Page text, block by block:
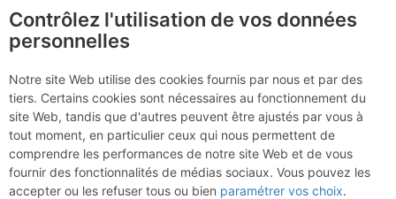
certaines pages ne sont plus accessibles, manquantes ou
incomplètes, déconnectez-vous puis reconnectez-vous à votre
compte sur le site.
Pic de l'Oule Couloir SE :
Depuis Saussa
Lundi 27 février 2017
Contrôlez l'utilisation de vos données
personnelles
Notre site Web utilise des cookies fournis par nous et par des
tiers. Certains cookies sont nécessaires au fonctionnement du
site Web, tandis que d'autres peuvent être ajustés par vous à
tout moment, en particulier ceux qui nous permettent de
comprendre les performances de notre site Web et de vous
fournir des fonctionnalités de médias sociaux. Vous pouvez les
accepter ou les refuser tous ou bien paramétrer vos choix.